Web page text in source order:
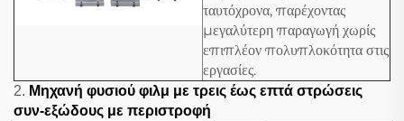
ταυτόχρονα, παρέχοντας
μεγαλύτερη παραγωγή χωρίς
επιπλέον πολυπλοκότητα στις
εργασίες.
2. Μηχανή φυσιού φιλμ με τρεις έως επτά στρώσεις
συν-εξώδους με περιστροφή